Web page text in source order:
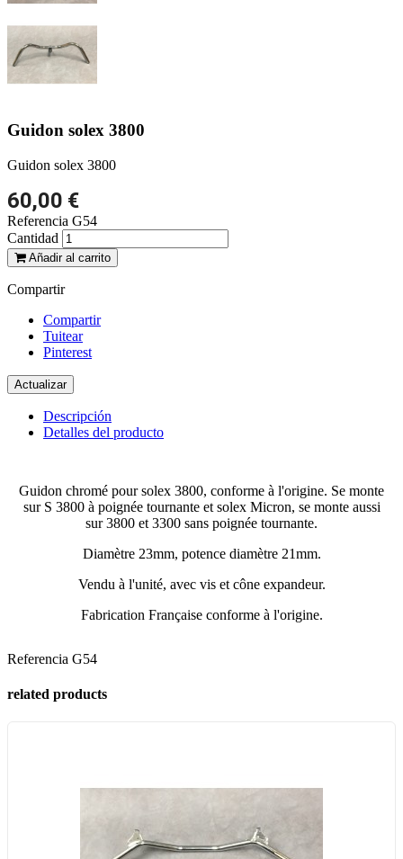
Guidon solex 3800
Guidon solex 3800
60,00 €
Referencia G54
Cantidad
Añadir al carrito
Compartir
Compartir
Tuitear
Pinterest
Descripción
Detalles del producto
Guidon chromé pour solex 3800, conforme à l'origine. Se monte
sur S 3800 à poignée tournante et solex Micron, se monte aussi
sur 3800 et 3300 sans poignée tournante.
Diamètre 23mm, potence diamètre 21mm.
Vendu à l'unité, avec vis et cône expandeur.
Fabrication Française conforme à l'origine.
Referencia G54
related products